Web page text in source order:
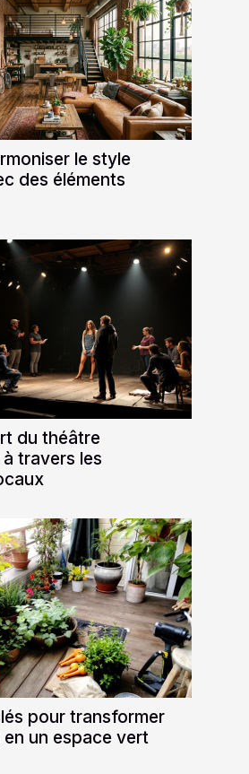
le style
des éléments
du théâtre
travers les
pour transformer
un espace vert